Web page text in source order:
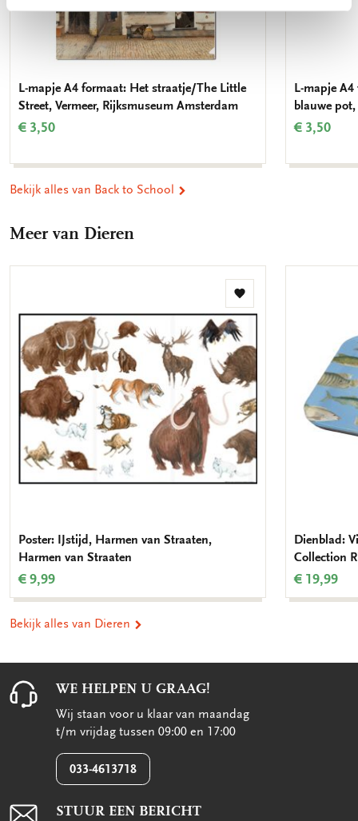
L-mapje A4 formaat: Het straatje/The Little
Street, Vermeer, Rijksmuseum Amsterdam
€ 3,50
L-mapje
blauwe
€ 3,50
Bekijk alles van Back to School
Meer van Dieren
Toevoegen
aan
verlanglijst
Poster: IJstijd, Harmen van Straaten,
Harmen van Straaten
€ 9,99
Dienblad:
Collection
€ 19,99
Bekijk alles van Dieren
WE HELPEN U GRAAG!
Wij staan voor u klaar van maandag
t/m vrijdag tussen 09:00 en 17:00
033-4613718
STUUR EEN BERICHT